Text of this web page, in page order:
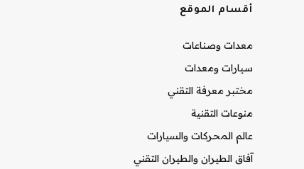
أقسام الموقع
معدات وصناعات
سيارات ومعدات
مختبر معرفة التقني
منوعات التقنية
عالم المحركات والسيارات
آفاق الطيران والطيران التقني